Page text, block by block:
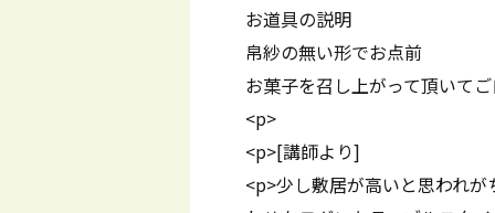
お道具の説明
帛紗の無い形でお点前
お菓子を召し上がって頂いて
<p>
<p>[講師より]
<p>少し敷居が高いと思われ